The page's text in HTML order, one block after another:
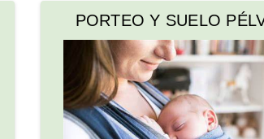
PORTEO Y SUELO